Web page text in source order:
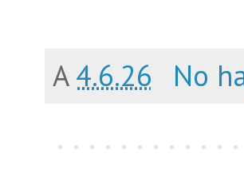
A4.6.26 No